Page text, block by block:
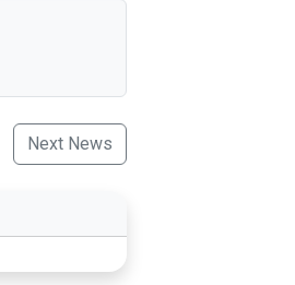
Next News